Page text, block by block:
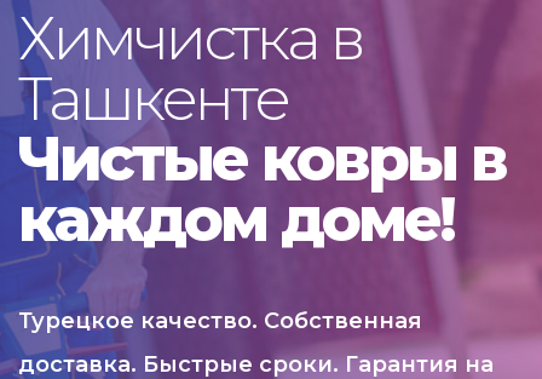
Химчистка в
Ташкенте
Чистые ковры в
каждом доме!
Турецкое качество. Собственная
доставка. Быстрые сроки. Гарантия на